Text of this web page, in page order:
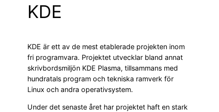
KDE
KDE är ett av de mest etablerade projekten inom
fri programvara. Projektet utvecklar bland annat
skrivbordsmiljön KDE Plasma, tillsammans med
hundratals program och tekniska ramverk för
Linux och andra operativsystem.
Under det senaste året har projektet haft en stark